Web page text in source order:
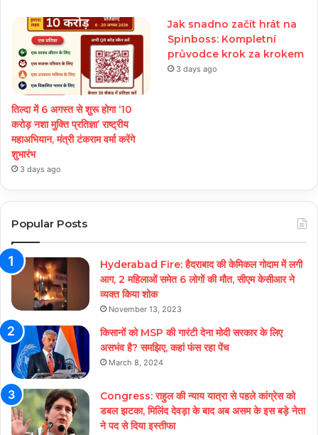
तिल्दा में 6 अगस्त से शुरू होगा ‘10
करोड़ नशा मुक्ति प्रतिज्ञा’ राष्ट्रीय
महाअभियान, मंत्री टंकराम वर्मा करेंगे
शुभारंभ
3 days ago
Jak snadno začít hrát na
Spinboss: Kompletní
průvodce krok za krokem
3 days ago
Popular Posts
Hyderabad Fire: हैदराबाद की केमिकल गोदाम में लगी
आग, 2 महिलाओं समेत 6 लोगों की मौत, सीएम केसीआर ने
व्यक्त किया शोक
November 13, 2023
किसानों को MSP की गारंटी देना मोदी सरकार के लिए
असभंव है? समझिए, कहां फंस रहा पेंच
March 8, 2024
Congress: राहुल की न्याय यात्रा से पहले कांग्रेस को
डबल झटका, मिलिंद देवड़ा के बाद अब असम के इस बड़े नेता
ने पद से दिया इस्तीफा